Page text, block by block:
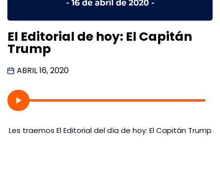
El Editorial de hoy: El Capitán
Trump
ABRIL 16, 2020
Les traemos El Editorial del día de hoy: El Capitán Trump